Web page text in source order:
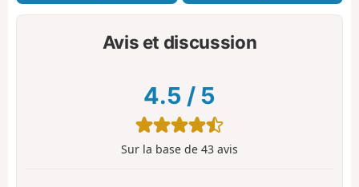
Avis et discussion
4.5 / 5
Sur la base de 43 avis